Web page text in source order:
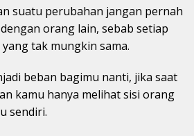
suatu perubahan jangan pernah
orang lain, sebab setiap
tak mungkin sama.
beban bagimu nanti, jika saat
kamu hanya melihat sisi orang
sendiri.